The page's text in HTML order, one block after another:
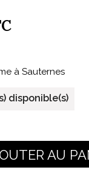
à Sauternes
disponible(s)
AU